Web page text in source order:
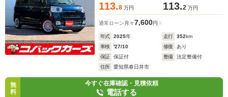
113.8 万円 113.2 万円
通常ローン 月々7,600円
年式 2025年 走行 352km
車検
'27/10 修復
あり
保証
保証付 整備
法定整備付
住所
愛知県春日井市
無
料
今すぐ在庫確認・見積依頼
電話する